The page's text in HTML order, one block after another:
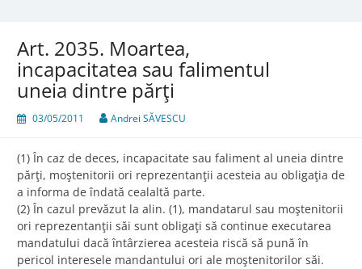
Art. 2035. Moartea,
incapacitatea sau falimentul
uneia dintre părţi
03/05/2011 Andrei SĂVESCU
(1) În caz de deces, incapacitate sau faliment al uneia dintre
părţi, moştenitorii ori reprezentanţii acesteia au obligaţia de
a informa de îndată cealaltă parte.
(2) În cazul prevăzut la alin. (1), mandatarul sau moştenitorii
ori reprezentanţii săi sunt obligaţi să continue executarea
mandatului dacă întârzierea acesteia riscă să pună în
pericol interesele mandantului ori ale moştenitorilor săi.